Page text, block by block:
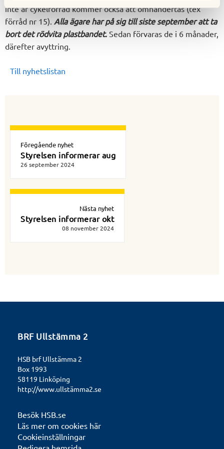
inte är cykelförråd kommer också att omhändertas (tex
förråd nr 15). Alla ägare har på sig till siste september att ta
bort det rödvita plastbandet. Sedan förvaras de i 6 månader,
därefter avyttring.
Till nyhetslistan
Föregående nyhet
Styrelsen informerar aug
26 september 2024
Nästa nyhet
Styrelsen informerar okt
08 november 2024
BRF Ullstämma 2
HSB brf Ullstämma 2
Box 1993
58119 Linköping
http://www.ullstämma2.se
Besök HSB.se
Läs mer om cookies här
Cookieinställningar